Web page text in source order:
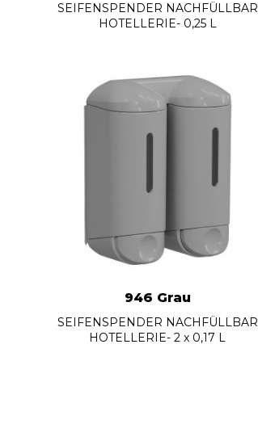
SEIFENSPENDER NACHFÜLLBAR
HOTELLERIE- 0,25 L
946 Grau
SEIFENSPENDER NACHFÜLLBAR
HOTELLERIE- 2 x 0,17 L